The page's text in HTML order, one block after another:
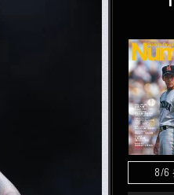
8/6